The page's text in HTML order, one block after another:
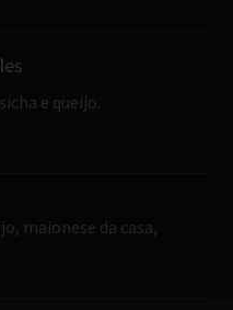
e queijo.
maionese da casa,